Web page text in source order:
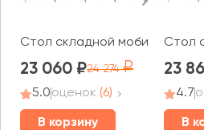
Стол складной мобильный
23 060 24 274
5.0оценок (6)
В корзину
Стол
23
4.7
В